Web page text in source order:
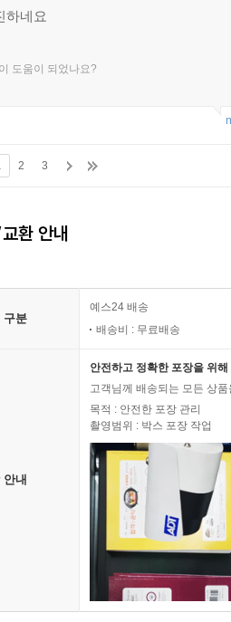
하네요
도움이 되었나요?
2 3
환 안내
구분
예스24 배송
배송비 : 무료배송
안내
안전하고 정확한 포장을 위
고객님께 배송되는 모든 상
목적 : 안전한 포장 관리
촬영범위 : 박스 포장 작업